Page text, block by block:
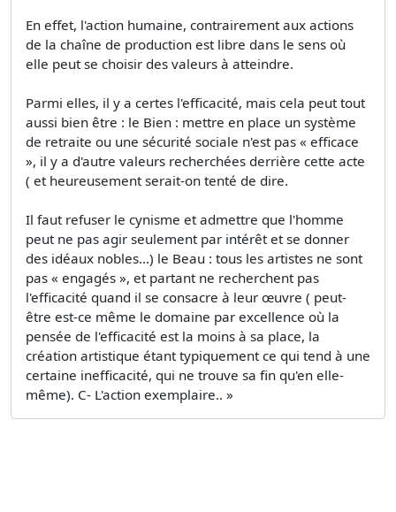
En effet, l'action humaine, contrairement aux actions
de la chaîne de production est libre dans le sens où
elle peut se choisir des valeurs à atteindre.
Parmi elles, il y a certes l'efficacité, mais cela peut tout
aussi bien être : le Bien : mettre en place un système
de retraite ou une sécurité sociale n'est pas « efficace
», il y a d'autre valeurs recherchées derrière cette acte
( et heureusement serait-on tenté de dire.
Il faut refuser le cynisme et admettre que l'homme
peut ne pas agir seulement par intérêt et se donner
des idéaux nobles…) le Beau : tous les artistes ne sont
pas « engagés », et partant ne recherchent pas
l'efficacité quand il se consacre à leur œuvre ( peut-
être est-ce même le domaine par excellence où la
pensée de l'efficacité est la moins à sa place, la
création artistique étant typiquement ce qui tend à une
certaine inefficacité, qui ne trouve sa fin qu'en elle-
même). C- L'action exemplaire.. »